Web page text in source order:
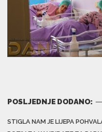
POSLJEDNJE DODANO:
STIGLA NAM JE LIJEPA